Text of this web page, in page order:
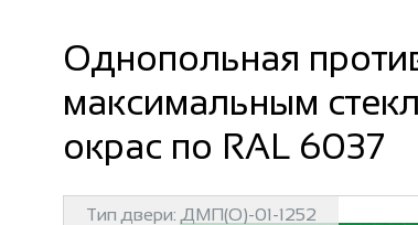
Однопольная
максимальным
окрас по RAL 6037
Тип двери: ДМП(О)-01-1252